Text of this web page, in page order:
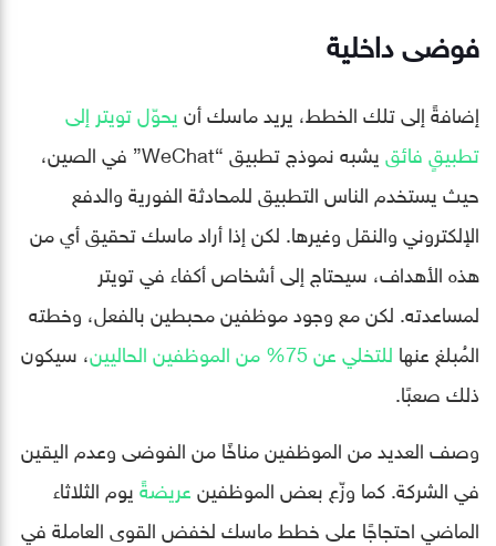
فوضى داخلية
إضافةً إلى تلك الخطط، يريد ماسك أنيحوّل تويتر إلى
تطبيقٍ فائق
يشبه نموذج تطبيق “WeChat” في الصين،
حيث يستخدم الناس التطبيق للمحادثة الفورية والدفع
الإلكتروني والنقل وغيرها. لكن إذا أراد ماسك تحقيق أي من
هذه الأهداف، سيحتاج إلى أشخاص أكفاء في تويتر
لمساعدته. لكن مع وجود موظفين محبطين بالفعل، وخطته
المُبلغ عنها للتخلي عن 75% من الموظفين الحاليين
، سيكون
ذلك صعبًا.
وصف العديد من الموظفين مناخًا من الفوضى وعدم اليقين
في الشركة. كما وزّع بعض الموظفينعريضةًيوم الثلاثاء
الماضي احتجاجًا على خطط ماسك لخفض القوى العاملة في